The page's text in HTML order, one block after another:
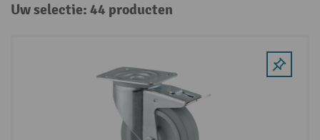
Uw selectie: 44 producten